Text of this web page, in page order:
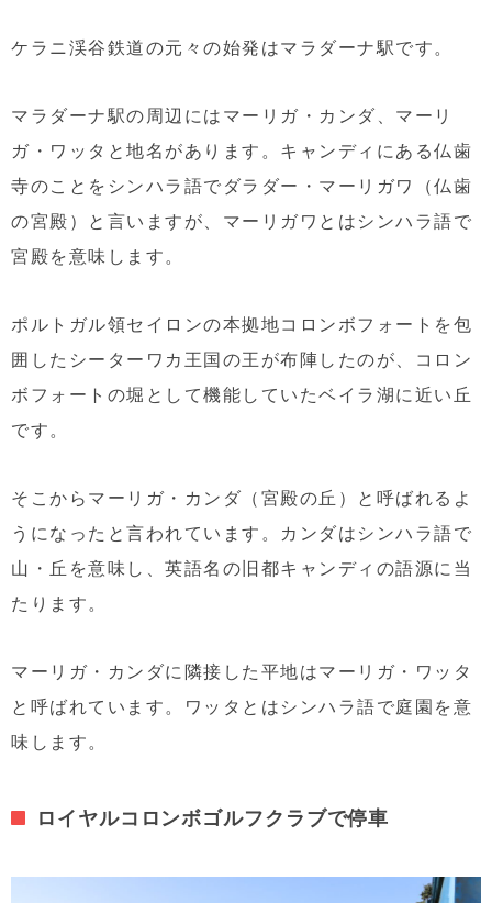
ケラニ渓谷鉄道の元々の始発はマラダーナ駅です。
マラダーナ駅の周辺にはマーリガ・カンダ、マーリ
ガ・ワッタと地名があります。キャンディにある仏歯
寺のことをシンハラ語でダラダー・マーリガワ（仏歯
の宮殿）と言いますが、マーリガワとはシンハラ語で
宮殿を意味します。
ポルトガル領セイロンの本拠地コロンボフォートを包
囲したシーターワカ王国の王が布陣したのが、コロン
ボフォートの堀として機能していたベイラ湖に近い丘
です。
そこからマーリガ・カンダ（宮殿の丘）と呼ばれるよ
うになったと言われています。カンダはシンハラ語で
山・丘を意味し、英語名の旧都キャンディの語源に当
たります。
マーリガ・カンダに隣接した平地はマーリガ・ワッタ
と呼ばれています。ワッタとはシンハラ語で庭園を意
味します。
ロイヤルコロンボゴルフクラブで停車